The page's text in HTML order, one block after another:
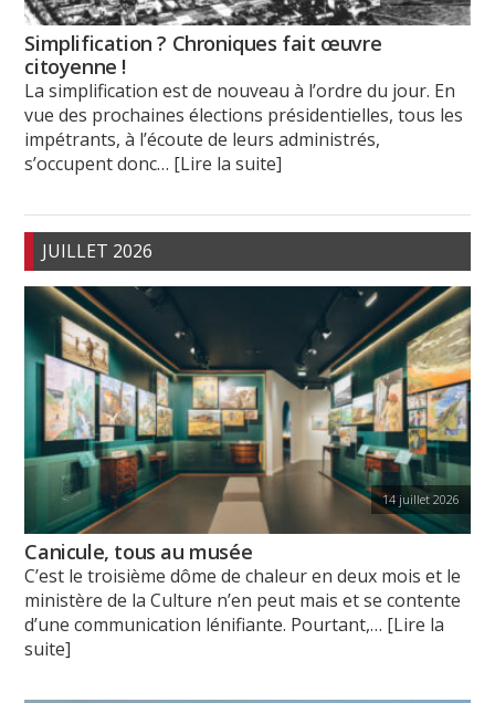
Simplification ? Chroniques fait œuvre
citoyenne !
La simplification est de nouveau à l’ordre du jour. En
vue des prochaines élections présidentielles, tous les
impétrants, à l’écoute de leurs administrés,
s’occupent donc… [Lire la suite]
JUILLET 2026
14 juillet 2026
Canicule, tous au musée
C’est le troisième dôme de chaleur en deux mois et le
ministère de la Culture n’en peut mais et se contente
d’une communication lénifiante. Pourtant,… [Lire la
suite]